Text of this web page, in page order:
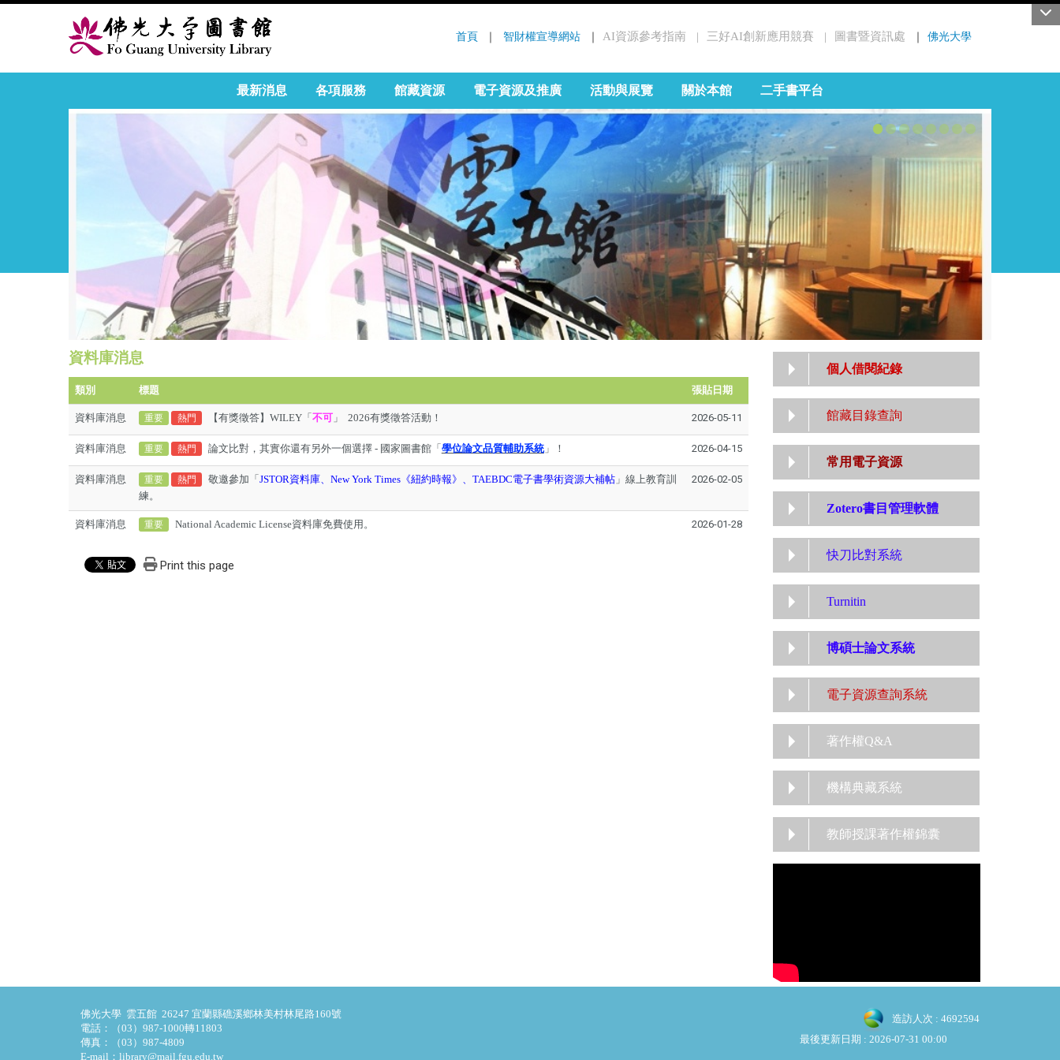
首頁 ｜ 智財權宣導網站 ｜ AI資源參考指南 三好AI創新應用競賽 圖書暨資訊處 ｜ 佛光大學
:::
最新消息 各項服務 館藏資源 電子資源及推廣 活動與展覽 關於本館 二手書平台
資料庫消息
類別 標題 張貼日期
資料庫消息 重要 熱門 【有獎徵答】WILEY「不可」 2026有獎徵答活動！ 2026-05-11
資料庫消息 重要 熱門 論文比對，其實你還有另外一個選擇 - 國家圖書館「學位論文品質輔助系統」！ 2026-04-15
資料庫消息 重要 熱門 敬邀參加「JSTOR資料庫、New York Times《紐約時報》、TAEBDC電子書學術資源大補帖」線上教育訓
練。
2026-02-05
資料庫消息 重要 National Academic License資料庫免費使用。 2026-01-28
Print this page
個人借閱紀錄
館藏目錄查詢
常用電子資源
Zotero書目管理軟體
快刀比對系統
Turnitin
博碩士論文系統
電子資源查詢系統
著作權Q&A
機構典藏系統
教師授課著作權錦囊
佛光大學 雲五館 26247 宜蘭縣礁溪鄉林美村林尾路160號
電話：（03）987-1000轉11803
傳真：（03）987-4809
E-mail：library@mail.fgu.edu.tw
造訪人次 : 4692594
最後更新日期 : 2026-07-31 00:00